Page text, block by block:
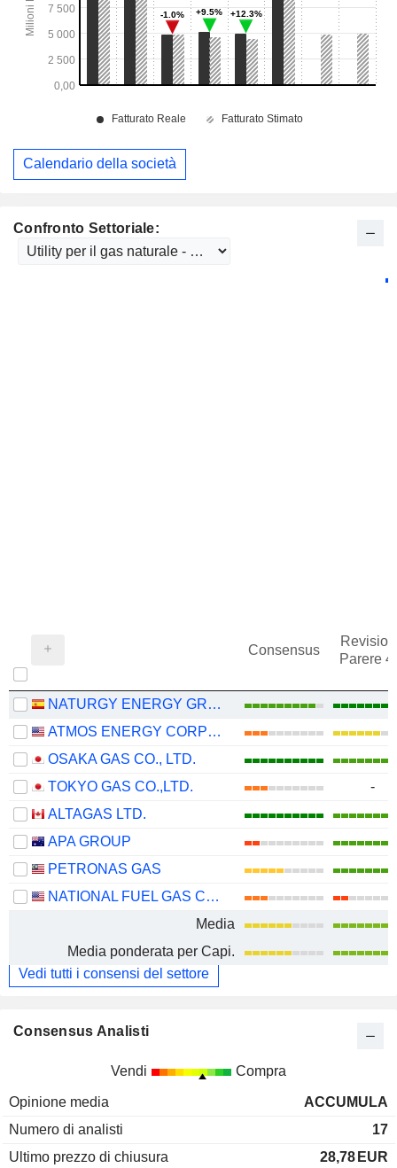
Confronto Settoriale:
Consensus
Parere
NATURGY ENERGY GROUP, S.A.
ATMOS ENERGY CORPORATION
OSAKA GAS CO., LTD.
TOKYO GAS CO.,LTD.
-
ALTAGAS LTD.
APA GROUP
PETRONAS GAS
NATIONAL FUEL GAS COMPANY
Media
Media ponderata per Capi.
Vedi tutti i consensi del settore
Consensus Analisti
Vendi Compra
Opinione media
ACCUMULA
Numero di analisti
17
Ultimo prezzo di chiusura
28,78 EUR
Calendario della società